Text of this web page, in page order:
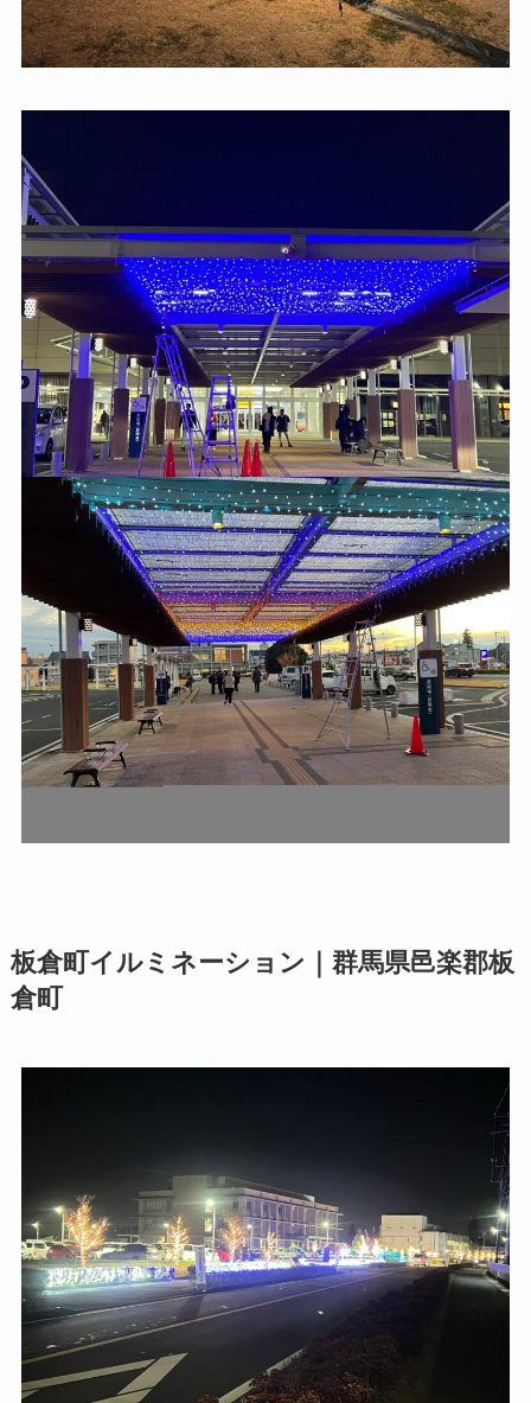
板倉町イルミネーション｜群馬県邑楽郡板
倉町